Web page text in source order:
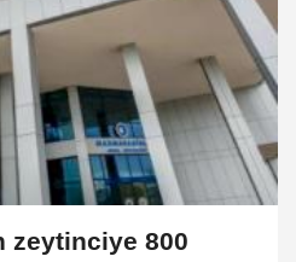
zeytinciye 800